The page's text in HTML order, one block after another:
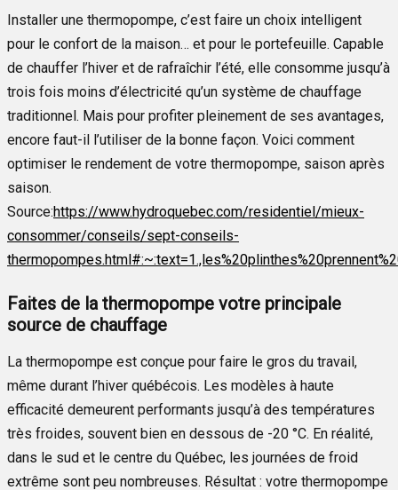
Installer une thermopompe, c’est faire un choix intelligent
pour le confort de la maison… et pour le portefeuille. Capable
de chauffer l’hiver et de rafraîchir l’été, elle consomme jusqu’à
trois fois moins d’électricité qu’un système de chauffage
traditionnel. Mais pour profiter pleinement de ses avantages,
encore faut-il l’utiliser de la bonne façon. Voici comment
optimiser le rendement de votre thermopompe, saison après
saison.
Source:https://www.hydroquebec.com/residentiel/mieux-
consommer/conseils/sept-conseils-
Faites de la thermopompe votre principale
source de chauffage
La thermopompe est conçue pour faire le gros du travail,
même durant l’hiver québécois. Les modèles à haute
efficacité demeurent performants jusqu’à des températures
très froides, souvent bien en dessous de -20 °C. En réalité,
dans le sud et le centre du Québec, les journées de froid
extrême sont peu nombreuses. Résultat : votre thermopompe